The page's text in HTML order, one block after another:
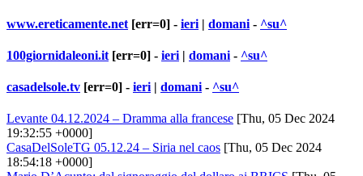
www.ereticamente.net [err=0] - ieri | domani - ^su^
100giornidaleoni.it [err=0] - ieri | domani - ^su^
casadelsole.tv [err=0] - ieri | domani - ^su^
Levante 04.12.2024 – Dramma alla francese [Thu, 05 Dec 2024
19:32:55 +0000]
CasaDelSoleTG 05.12.24 – Siria nel caos [Thu, 05 Dec 2024
18:54:18 +0000]